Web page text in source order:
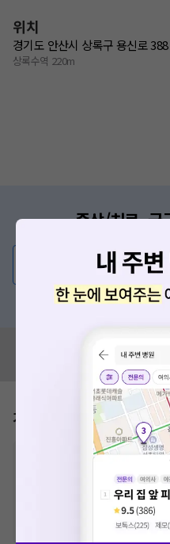
위치
경기도 안산시 상록구 용신로 388
상록수역 220m
증상/치료, 궁
💬 무엇이든 물어보세요
혹은, 의료상담 서비
혹시 잘못된 병원정보가 있
모두닥 팀에 알려주세요!
가격표
비급여 항목의 경우, 추가비용 등
건강보험심사
격입니다. (진료와 연관된 복합적인
산정될 수 있는 점 참고 바랍니다.)
VAT 포함